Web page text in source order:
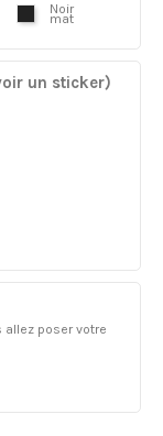
Noir
mat
un sticker)
allez poser votre